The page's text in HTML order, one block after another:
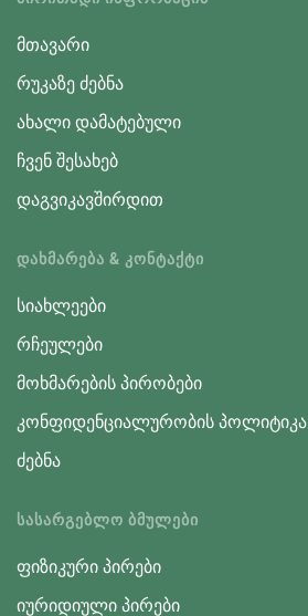
მთავარი
რუკაზე ძებნა
ახალი დამატებული
ჩვენ შესახებ
დაგვიკავშირდით
ᲓᲐᲮᲛᲐᲠᲔᲑᲐ & ᲙᲝᲜᲢᲐᲥᲢᲘ
სიახლეები
რჩეულები
მოხმარების პირობები
კონფიდენციალურობის პოლიტიკა
ძებნა
ᲡᲐᲡᲐᲠᲒᲔᲑᲚᲝ ᲑᲛᲣᲚᲔᲑᲘ
ფიზიკური პირები
იურიდიული პირები